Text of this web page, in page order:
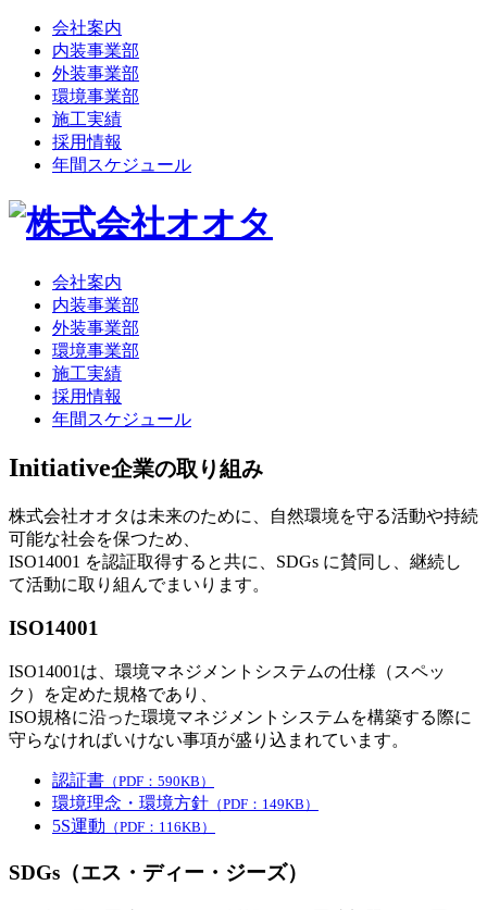
会社案内
内装事業部
外装事業部
環境事業部
施工実績
採用情報
年間スケジュール
会社案内
内装事業部
外装事業部
環境事業部
施工実績
採用情報
年間スケジュール
Initiative企業の取り組み
株式会社オオタは未来のために、自然環境を守る活動や持続
可能な社会を保つため、
ISO14001 を認証取得すると共に、SDGs に賛同し、継続し
て活動に取り組んでまいります。
ISO14001
ISO14001は、環境マネジメントシステムの仕様（スペッ
ク）を定めた規格であり、
ISO規格に沿った環境マネジメントシステムを構築する際に
守らなければいけない事項が盛り込まれています。
認証書 （PDF：590KB）
環境理念・環境方針 （PDF：149KB）
5S運動 （PDF：116KB）
SDGs（エス・ディー・ジーズ）